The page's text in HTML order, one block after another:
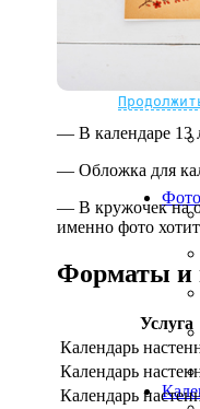
— В календаре 13
— Обложка для
— В кружочек на
именно фото
Форматы и
Услуга
Календарь
Календарь
Календарь